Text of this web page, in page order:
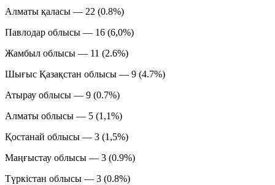
Алматы қаласы — 22 (0.8%)
Павлодар облысы — 16 (6,0%)
Жамбыл облысы — 11 (2.6%)
Шығыс Қазақстан облысы — 9 (4.7%)
Атырау облысы — 9 (0.7%)
Алматы облысы — 5 (1,1%)
Қостанай облысы — 3 (1,5%)
Маңғыстау облысы — 3 (0.9%)
Түркістан облысы — 3 (0.8%)